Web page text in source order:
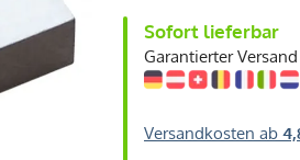
Sofort lieferbar
Garantierter Versand
Versandkosten ab